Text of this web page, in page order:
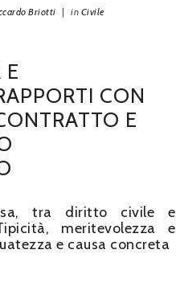
Briotti | in Civile
E
CON
E
tra diritto civile e
meritevolezza e
e causa concreta